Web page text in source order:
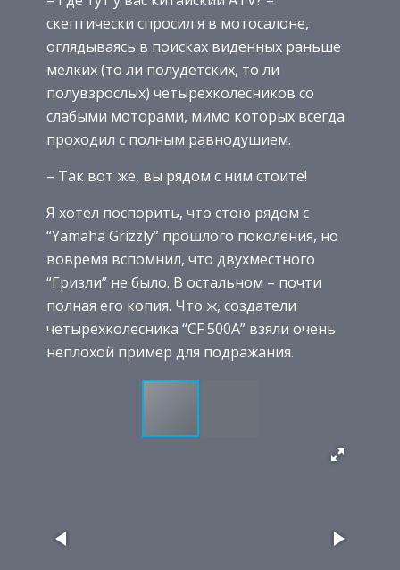
скептически спросил я в мотосалоне,
оглядываясь в поисках виденных раньше
мелких (то ли полудетских, то ли
полувзрослых) четырехколесников со
слабыми моторами, мимо которых всегда
проходил с полным равнодушием.
– Так вот же, вы рядом с ним стоите!
Я хотел поспорить, что стою рядом с
“Yamaha Grizzly” прошлого поколения, но
вовремя вспомнил, что двухместного
“Гризли” не было. В остальном – почти
полная его копия. Что ж, создатели
четырехколесника “CF 500A” взяли очень
неплохой пример для подражания.